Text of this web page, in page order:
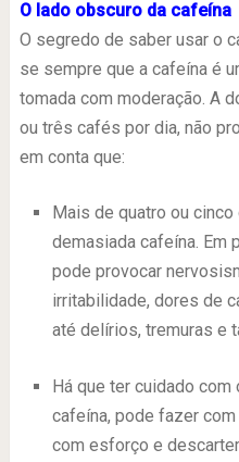
O lado obscuro da cafeína
O segredo de saber usar o
se sempre que a cafeína é
tomada com moderação. A
ou três cafés por dia, não
em conta que:
Mais de quatro ou
demasiada cafeína. Em
pode provocar
irritabilidade, dores de
até delírios, tremuras e
Há que ter cuidado com
cafeína, pode fazer
com esforço e